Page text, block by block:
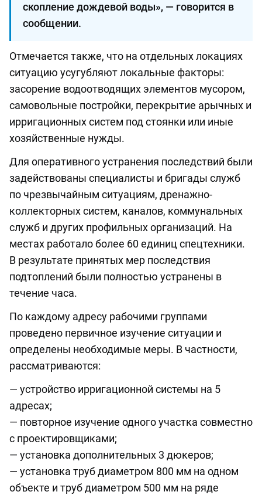
скопление дождевой воды», — говорится в
сообщении.
Отмечается также, что на отдельных локациях
ситуацию усугубляют локальные факторы:
засорение водоотводящих элементов мусором,
самовольные постройки, перекрытие арычных и
ирригационных систем под стоянки или иные
хозяйственные нужды.
Для оперативного устранения последствий были
задействованы специалисты и бригады служб
по чрезвычайным ситуациям, дренажно-
коллекторных систем, каналов, коммунальных
служб и других профильных организаций. На
местах работало более 60 единиц спецтехники.
В результате принятых мер последствия
подтоплений были полностью устранены в
течение часа.
По каждому адресу рабочими группами
проведено первичное изучение ситуации и
определены необходимые меры. В частности,
рассматриваются:
— устройство ирригационной системы на 5
адресах;
— повторное изучение одного участка совместно
с проектировщиками;
— установка дополнительных 3 дюкеров;
— установка труб диаметром 800 мм на одном
объекте и труб диаметром 500 мм на ряде